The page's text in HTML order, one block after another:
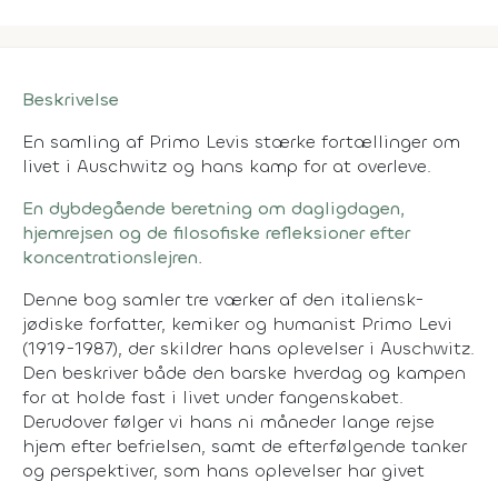
Beskrivelse
En samling af Primo Levis stærke fortællinger om
livet i Auschwitz og hans kamp for at overleve.
En dybdegående beretning om dagligdagen,
hjemrejsen og de filosofiske refleksioner efter
koncentrationslejren.
Denne bog samler tre værker af den italiensk-
jødiske forfatter, kemiker og humanist Primo Levi
(1919-1987), der skildrer hans oplevelser i Auschwitz.
Den beskriver både den barske hverdag og kampen
for at holde fast i livet under fangenskabet.
Derudover følger vi hans ni måneder lange rejse
hjem efter befrielsen, samt de efterfølgende tanker
og perspektiver, som hans oplevelser har givet